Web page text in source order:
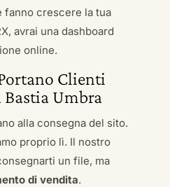
fanno crescere la tua
avrai una dashboard
online.
Clienti
Umbra
alla consegna del sito.
proprio lì. Il nostro
un file, ma
di vendita.